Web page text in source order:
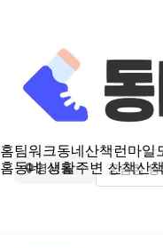
홈팀워크동네산책런마일
홈동네 생활주변 산책산
명서동